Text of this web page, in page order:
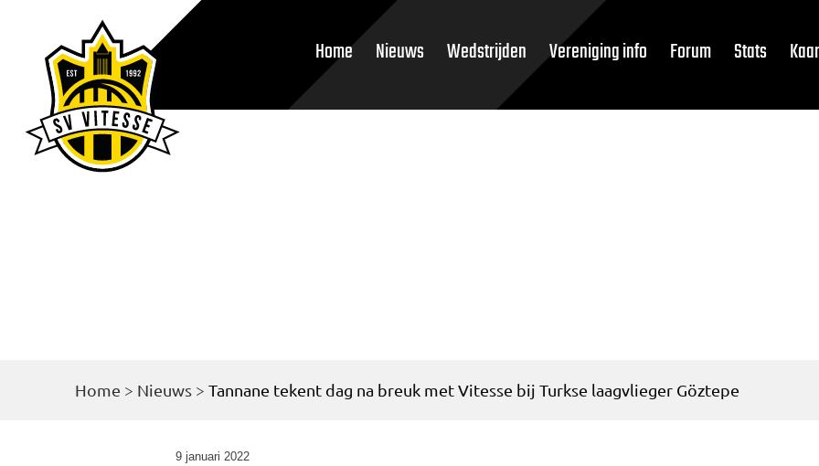
Home Nieuws Wedstrijden Vereniging info Forum Stats
Home > Nieuws > Tannane tekent dag na breuk met Vitesse bij Turkse laagvlieger Göztepe
9 januari 2022